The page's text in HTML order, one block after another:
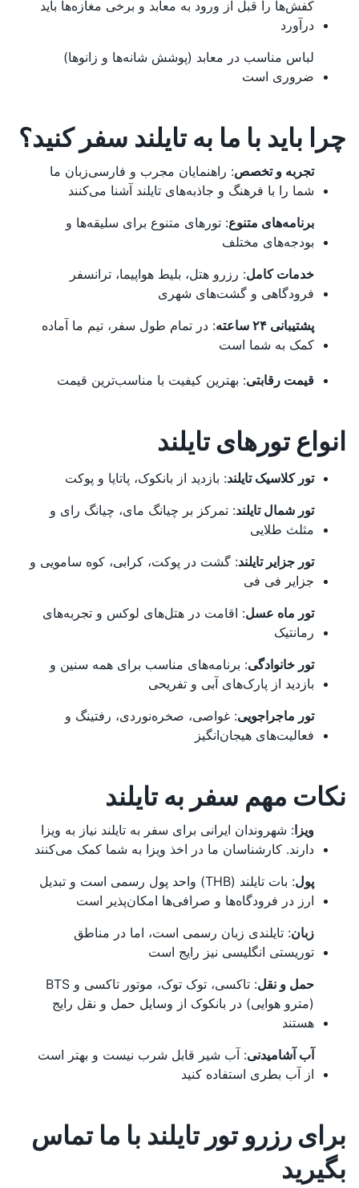
کفش‌ها را قبل از ورود به معابد و برخی مغازه‌ها باید
درآورد
لباس مناسب در معابد (پوشش شانه‌ها و زانوها)
ضروری است
چرا باید با ما به تایلند سفر کنید؟
تجربه و تخصص: راهنمایان مجرب و فارسی‌زبان ما
شما را با فرهنگ و جاذبه‌های تایلند آشنا می‌کنند
برنامه‌های متنوع: تورهای متنوع برای سلیقه‌ها و
بودجه‌های مختلف
خدمات کامل: رزرو هتل، بلیط هواپیما، ترانسفر
فرودگاهی و گشت‌های شهری
پشتیبانی ۲۴ ساعته
: در تمام طول سفر، تیم ما آماده
کمک به شما است
قیمت رقابتی: بهترین کیفیت با مناسب‌ترین قیمت
انواع تورهای تایلند
تور کلاسیک تایلند: بازدید از بانکوک، پاتایا و پوکت
تور شمال تایلند: تمرکز بر چیانگ مای، چیانگ رای و
مثلث طلایی
تور جزایر تایلند: گشت در پوکت، کرابی، کوه سامویی و
جزایر فی فی
تور ماه عسل: اقامت در هتل‌های لوکس و تجربه‌های
رمانتیک
تور خانوادگی: برنامه‌های مناسب برای همه سنین و
بازدید از پارک‌های آبی و تفریحی
تور ماجراجویی: غواصی، صخره‌نوردی، رفتینگ و
فعالیت‌های هیجان‌انگیز
نکات مهم سفر به تایلند
ویزا: شهروندان ایرانی برای سفر به تایلند نیاز به ویزا
دارند. کارشناسان ما در اخذ ویزا به شما کمک می‌کنند
پول
: بات تایلند (THB) واحد پول رسمی است و تبدیل
ارز در فرودگاه‌ها و صرافی‌ها امکان‌پذیر است
زبان: تایلندی زبان رسمی است، اما در مناطق
توریستی انگلیسی نیز رایج است
حمل و نقل
: تاکسی، توک توک، موتور تاکسی و BTS
(مترو هوایی) در بانکوک از وسایل حمل و نقل رایج
هستند
آب آشامیدنی: آب شیر قابل شرب نیست و بهتر است
از آب بطری استفاده کنید
برای رزرو تور تایلند با ما تماس
بگیرید